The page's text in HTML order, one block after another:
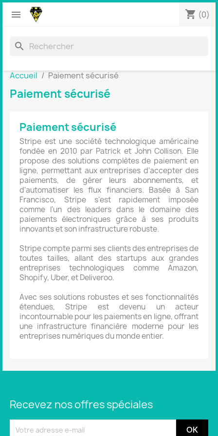
 shopping_cart (0)
search
Accueil Paiement sécurisé
Paiement sécurisé
Paiement sécurisé
Stripe est une société technologique américaine
fondée en 2010 par Patrick et John Collison. Elle
propose des solutions complètes de paiement en
ligne, permettant aux entreprises d'accepter des
paiements, de gérer leurs abonnements, et
d'automatiser les flux financiers. Basée à San
Francisco, Stripe s'est rapidement imposée
comme l'un des leaders dans le domaine des
paiements électroniques grâce à ses produits
innovants et son infrastructure robuste.
Stripe compte parmi ses clients des entreprises de
toutes tailles, allant des startups aux grandes
entreprises technologiques comme Amazon,
Shopify, Uber, et Deliveroo.
Avec ses solutions robustes et ses fonctionnalités
étendues, Stripe est devenu un acteur
incontournable pour les paiements en ligne, offrant
une infrastructure financière moderne pour les
entreprises numériques du monde entier.
Recevez nos offres spéciales